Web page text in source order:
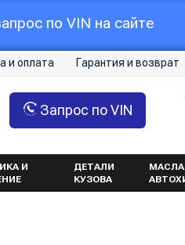
по VIN на сайте
и оплата Гарантия и возврат
Запрос по VIN
И
ДЕТАЛИ
КУЗОВА
МАСЛА